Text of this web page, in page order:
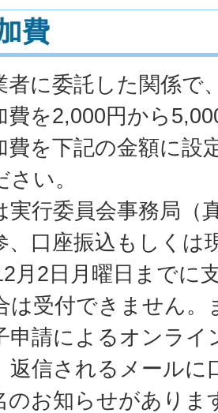
費
者に委託した関係で
費を2,000円から
費を下記の金額に設
い。
実行委員会事務局（
、口座振込もしくは
月2日月曜日までに
は受付できません。
申請によるオンライ
返信されるメールに
のお知らせがありま